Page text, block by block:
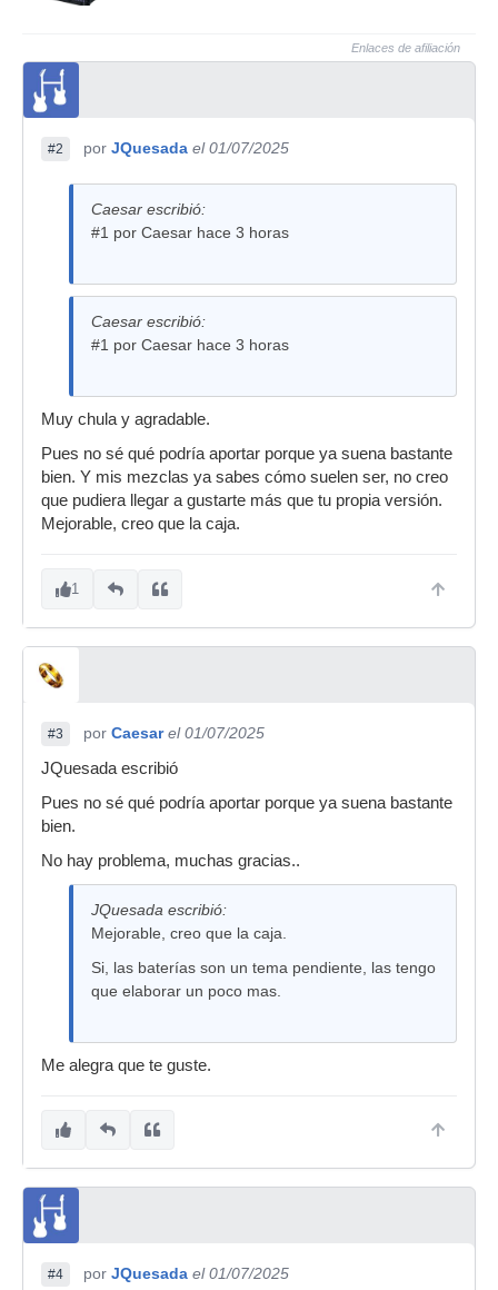
Enlaces de afiliación
#2 por JQuesada el 01/07/2025
Caesar escribió:
#1 por Caesar hace 3 horas
Caesar escribió:
#1 por Caesar hace 3 horas
Muy chula y agradable.
Pues no sé qué podría aportar porque ya suena bastante
bien. Y mis mezclas ya sabes cómo suelen ser, no creo
que pudiera llegar a gustarte más que tu propia versión.
Mejorable, creo que la caja.
1
#3 por Caesar el 01/07/2025
JQuesada escribió
Pues no sé qué podría aportar porque ya suena bastante
bien.
No hay problema, muchas gracias..
JQuesada escribió:
Mejorable, creo que la caja.
Si, las baterías son un tema pendiente, las tengo
que elaborar un poco mas.
Me alegra que te guste.
#4 por JQuesada el 01/07/2025